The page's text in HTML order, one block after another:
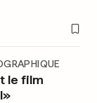
le film